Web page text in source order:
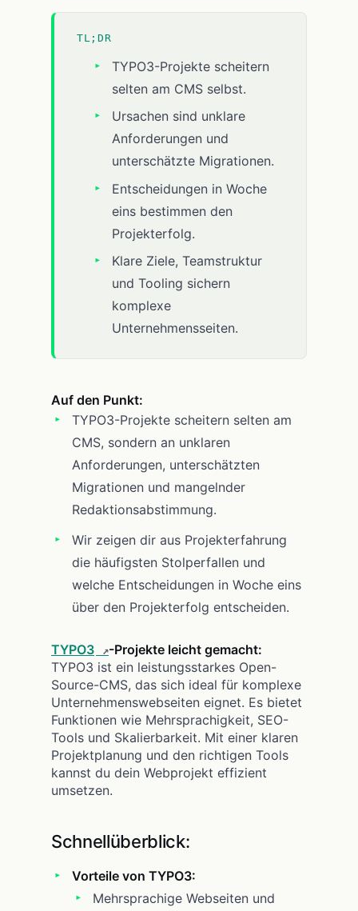
TL;DR
TYPO3-Projekte scheitern
selten am CMS selbst.
Ursachen sind unklare
Anforderungen und
unterschätzte Migrationen.
Entscheidungen in Woche
eins bestimmen den
Projekterfolg.
Klare Ziele, Teamstruktur
und Tooling sichern
komplexe
Unternehmensseiten.
Auf den Punkt:
TYPO3-Projekte scheitern selten am
CMS, sondern an unklaren
Anforderungen, unterschätzten
Migrationen und mangelnder
Redaktionsabstimmung.
Wir zeigen dir aus Projekterfahrung
die häufigsten Stolperfallen und
welche Entscheidungen in Woche eins
über den Projekterfolg entscheiden.
TYPO3
-Projekte leicht gemacht:
TYPO3 ist ein leistungsstarkes Open-
Source-CMS, das sich ideal für komplexe
Unternehmenswebseiten eignet. Es bietet
Funktionen wie Mehrsprachigkeit, SEO-
Tools und Skalierbarkeit. Mit einer klaren
Projektplanung und den richtigen Tools
kannst du dein Webprojekt effizient
umsetzen.
Schnellüberblick:
Vorteile von TYPO3:
Mehrsprachige Webseiten und